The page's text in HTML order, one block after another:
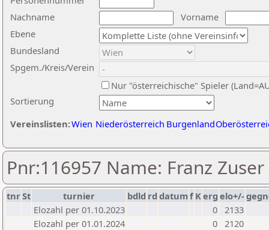
Nachname
Vorname
Ebene
Sortierung
Bundesland
Spgem./Kreis/Verein
Nur "österreichische" Spieler
Vereinslisten:Wien Niederösterreich Burgenland
Pnr:116957 Name: Franz Zuser
tnrSt turnier bdld rd datumf Kerg elo+/-
Elozahl per 01.10.2023
0 2133
Elozahl per 01.01.2024
0 2120